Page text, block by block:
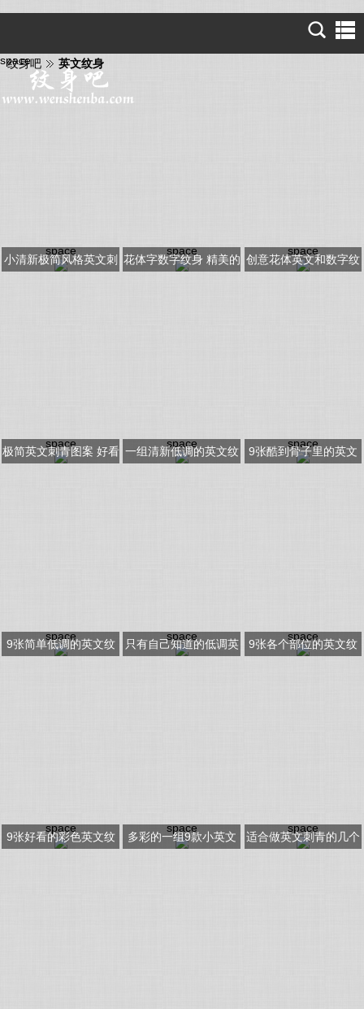
space
纹身吧 英文纹身
space
小清新极简风格英文刺
space
花体字数字纹身 精美的
space
创意花体英文和数字纹
space
极简英文刺青图案 好看
space
一组清新低调的英文纹
space
9张酷到骨子里的英文
space
9张简单低调的英文纹
space
只有自己知道的低调英
space
9张各个部位的英文纹
space
9张好看的彩色英文纹
space
多彩的一组9款小英文
space
适合做英文刺青的几个